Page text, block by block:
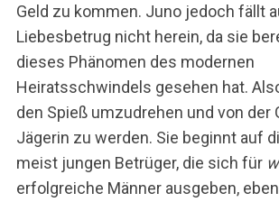
Geld zu kommen. Juno jedoch fällt
Liebesbetrug nicht herein, da sie
dieses Phänomen des modernen
Heiratsschwindels gesehen hat.
den Spieß umzudrehen und von der
Jägerin zu werden. Sie beginnt auf
meist jungen Betrüger, die sich für
erfolgreiche Männer ausgeben,